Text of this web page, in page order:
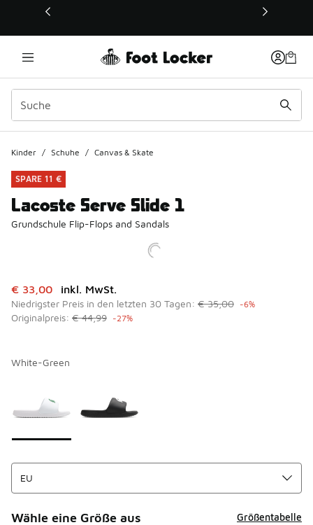
Dieser Link öffnet sich in einem neuen Fenster
Kinder / Schuhe / Canvas & Skate
SPARE 11 €
Lacoste Serve Slide 1
Grundschule Flip-Flops and Sandals
Dieser Artikel ist im Sale. Der Preis ist von auf € 33,00
€ 33,00 inkl. MwSt.
Niedrigster Preis in den letzten 30 Tagen: € 35,00 -6%
Originalpreis: € 44,99 -27%
White-Green
Wähle eine Größe aus Größentabelle